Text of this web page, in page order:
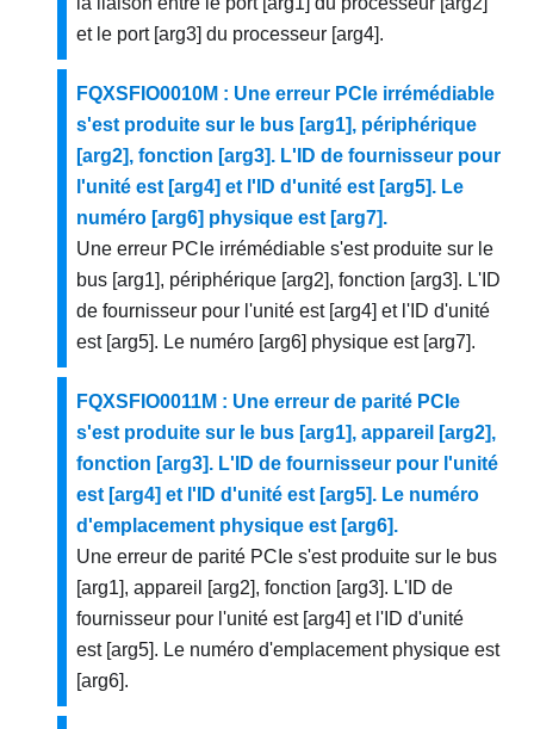
et le port [arg3] du processeur [arg4].
FQXSFIO0010M : Une erreur PCIe irrémédiable
s'est produite sur le bus [arg1], périphérique
[arg2], fonction [arg3]. L'ID de fournisseur pour
l'unité est [arg4] et l'ID d'unité est [arg5]. Le
numéro [arg6] physique est [arg7].
Une erreur PCIe irrémédiable s'est produite sur le
bus [arg1], périphérique [arg2], fonction [arg3]. L'ID
de fournisseur pour l'unité est [arg4] et l'ID d'unité
est [arg5]. Le numéro [arg6] physique est [arg7].
FQXSFIO0011M : Une erreur de parité PCIe
s'est produite sur le bus [arg1], appareil [arg2],
fonction [arg3]. L'ID de fournisseur pour l'unité
est [arg4] et l'ID d'unité est [arg5]. Le numéro
d'emplacement physique est [arg6].
Une erreur de parité PCIe s'est produite sur le bus
[arg1], appareil [arg2], fonction [arg3]. L'ID de
fournisseur pour l'unité est [arg4] et l'ID d'unité
est [arg5]. Le numéro d'emplacement physique est
[arg6].